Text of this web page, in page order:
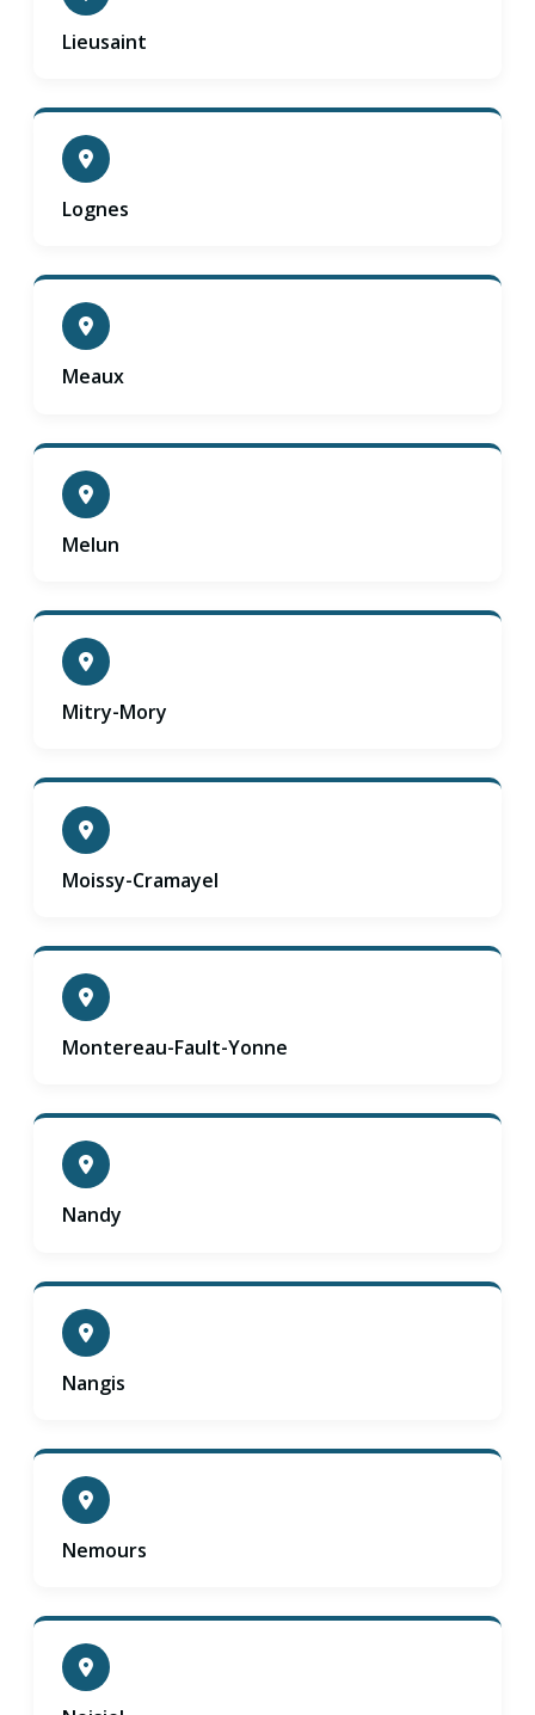
Lieusaint
Lognes
Meaux
Melun
Mitry-Mory
Moissy-Cramayel
Montereau-Fault-Yonne
Nandy
Nangis
Nemours